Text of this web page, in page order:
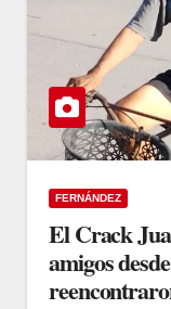
FERNÁNDEZ
El Crack
amigos